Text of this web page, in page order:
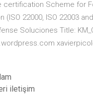
certification Scheme for
22000, ISO 22003
Soluciones Title:
iletişim